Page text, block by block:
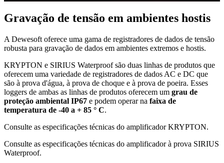
Gravação de tensão em ambientes hostis
A Dewesoft oferece uma gama de registradores de dados de tensão
robusta para gravação de dados em ambientes extremos e hostis.
KRYPTON e SIRIUS Waterproof são duas linhas de produtos que
oferecem uma variedade de registradores de dados AC e DC que
são à prova d'água, à prova de choque e à prova de poeira. Esses
loggers de ambas as linhas de produtos oferecem um grau de
proteção ambiental IP67 e podem operar na faixa de
temperatura de -40 a + 85 ° C.
Consulte as especificações técnicas do amplificador KRYPTON.
Consulte as especificações técnicas do amplificador à prova SIRIUS
Waterproof.